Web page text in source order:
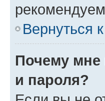
Вернуться
Почему мне
и пароля?